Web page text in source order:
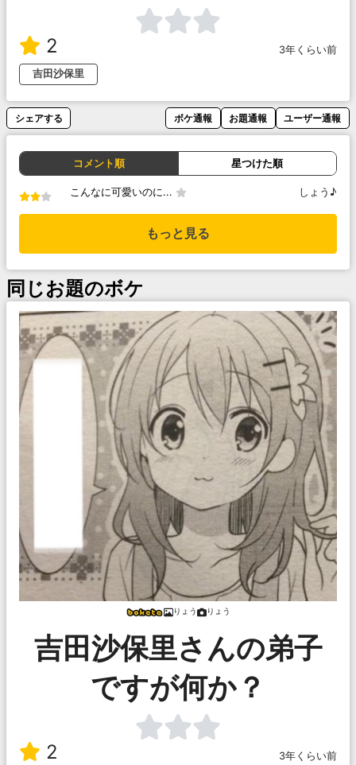
2
3年くらい前
吉田沙保里
シェアする ボケ通報 お題通報 ユーザー通報
コメント順 星つけた順
こんなに可愛いのに... しょう♪
もっと見る
同じお題のボケ
りょう りょう
吉田沙保里さんの弟子
ですが何か？
2
3年くらい前